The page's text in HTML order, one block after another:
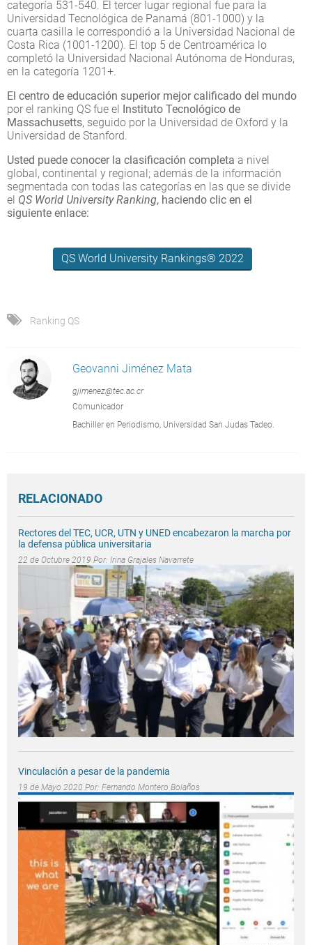
categoría 531-540. El tercer lugar regional fue para la
Universidad Tecnológica de Panamá (801-1000) y la
cuarta casilla le correspondió a la Universidad Nacional de
Costa Rica (1001-1200). El top 5 de Centroamérica lo
completó la Universidad Nacional Autónoma de Honduras,
en la categoría 1201+.
El centro de educación superior mejor calificado del mundo
por el ranking QS fue el Instituto Tecnológico de
Massachusetts, seguido por la Universidad de Oxford y la
Universidad de Stanford.
Usted puede conocer la clasificación completa a nivel
global, continental y regional; además de la información
segmentada con todas las categorías en las que se divide
el QS World University Ranking, haciendo clic en el
siguiente enlace:
QS World University Rankings® 2022
Ranking QS
Geovanni Jiménez Mata
gjimenez@tec.ac.cr
Comunicador
Bachiller en Periodismo, Universidad San Judas Tadeo.
RELACIONADO
Rectores del TEC, UCR, UTN y UNED encabezaron la marcha por
la defensa pública universitaria
22 de Octubre 2019 Por: Irina Grajales Navarrete
Vinculación a pesar de la pandemia
19 de Mayo 2020 Por: Fernando Montero Bolaños